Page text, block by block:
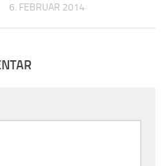
6. FEBRUAR 2014